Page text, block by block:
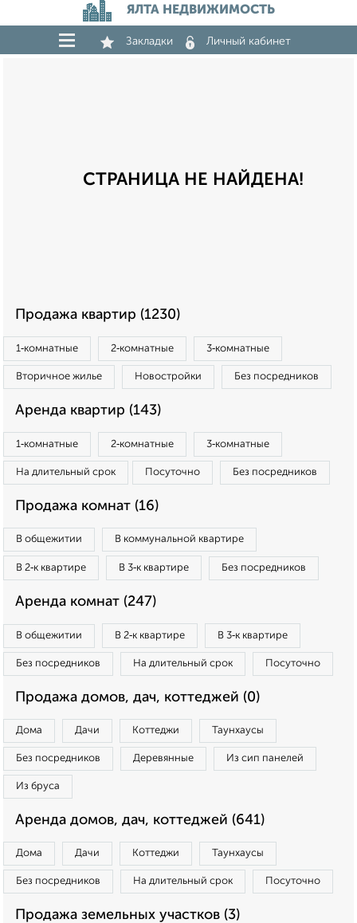
ЯЛТА НЕДВИЖИМОСТЬ
Закладки Личный кабинет
СТРАНИЦА НЕ НАЙДЕНА!
Продажа квартир (1230)
1‑комнатные 2‑комнатные 3‑комнатные
Вторичное жилье Новостройки Без посредников
Аренда квартир (143)
1‑комнатные 2‑комнатные 3‑комнатные
На длительный срок Посуточно Без посредников
Продажа комнат (16)
В общежитии В коммунальной квартире
В 2‑к квартире В 3‑к квартире Без посредников
Аренда комнат (247)
В общежитии В 2‑к квартире В 3‑к квартире
Без посредников На длительный срок Посуточно
Продажа домов, дач, коттеджей (0)
Дома Дачи Коттеджи Таунхаусы
Без посредников Деревянные Из сип панелей
Из бруса
Аренда домов, дач, коттеджей (641)
Дома Дачи Коттеджи Таунхаусы
Без посредников На длительный срок Посуточно
Продажа земельных участков (3)